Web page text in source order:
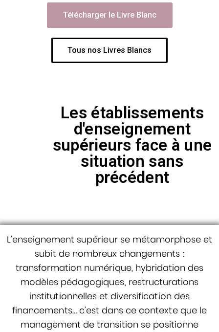
Télécharger le Livre Blanc
Tous nos Livres Blancs
Les établissements
d'enseignement
supérieurs face à une
situation sans
précédent
L’enseignement supérieur se métamorphose et
subit de nombreux changements :
transformation numérique, hybridation des
modèles pédagogiques, restructurations
institutionnelles et diversification des
financements… c’est dans ce contexte que le
management de transition se positionne